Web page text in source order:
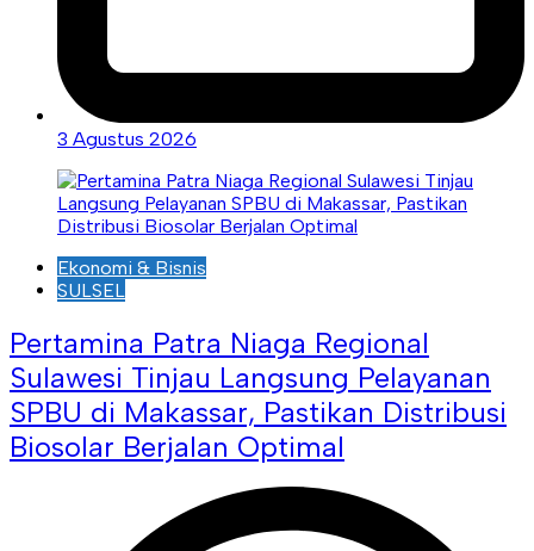
3 Agustus 2026
Ekonomi & Bisnis
SULSEL
Pertamina Patra Niaga Regional
Sulawesi Tinjau Langsung Pelayanan
SPBU di Makassar, Pastikan Distribusi
Biosolar Berjalan Optimal